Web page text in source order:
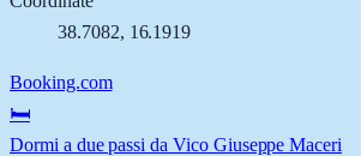
38.7082, 16.1919
Booking.com
🛏️
Dormi a due passi da Vico Giuseppe Maceri